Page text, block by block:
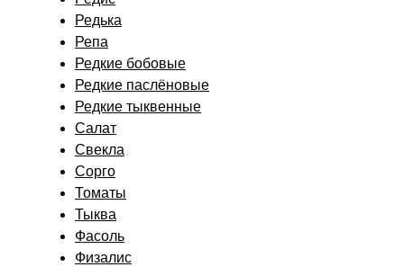
Редька
Репа
Редкие бобовые
Редкие паслёновые
Редкие тыквенные
Салат
Свекла
Сорго
Томаты
Тыква
Фасоль
Физалис